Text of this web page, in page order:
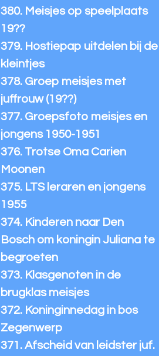
380. Meisjes op speelplaats
19??
379. Hostiepap uitdelen bij de
kleintjes
378. Groep meisjes met
juffrouw (19??)
377. Groepsfoto meisjes en
jongens 1950-1951
376. Trotse Oma Carien
Moonen
375. LTS leraren en jongens
1955
374. Kinderen naar Den
Bosch om koningin Juliana te
begroeten
373. Klasgenoten in de
brugklas meisjes
372. Koninginnedag in bos
Zegenwerp
371. Afscheid van leidster juf.